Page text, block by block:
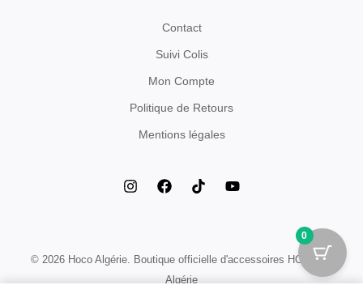
Contact
Suivi Colis
Mon Compte
Politique de Retours
Mentions légales
© 2026 Hoco Algérie. Boutique officielle d'accessoires HOCO en
Algérie
0